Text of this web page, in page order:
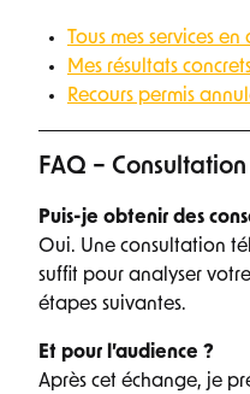
Tous mes services
Mes résultats
Recours permis
FAQ –
Puis-je obtenir des
Oui. Une consultation
suffit pour analyser
étapes suivantes.
Et pour l’audience ?
Après cet échange, je